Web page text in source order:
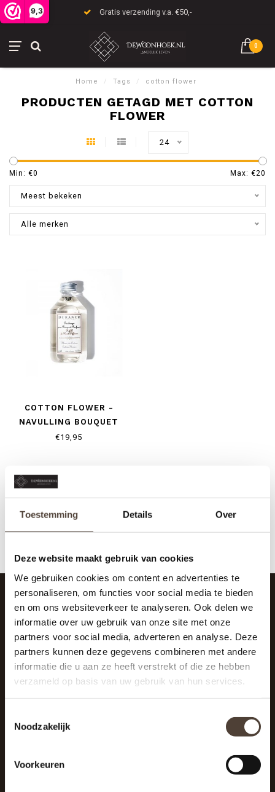
Toestemming Details Over
Deze website maakt gebruik van cookies
We gebruiken cookies om content en advertenties te
personaliseren, om functies voor social media te bieden
en om ons websiteverkeer te analyseren. Ook delen we
informatie over uw gebruik van onze site met onze
partners voor social media, adverteren en analyse. Deze
partners kunnen deze gegevens combineren met andere
informatie die u aan ze heeft verstrekt of die ze hebben
verzameld op basis van uw gebruik van hun services.
Noodzakelijk
Voorkeuren
9,3 Gratis verzending v.a. €50,-
0
Home / Tags / cotton flower
PRODUCTEN GETAGD MET COTTON
FLOWER
24
Min: €0 Max: €20
Meest bekeken
Alle merken
COTTON FLOWER -
NAVULLING BOUQUET
€19,95
SCHRIJF JE IN VOOR DE NIEUWSBRIEF
And stay up to date with our latest offers